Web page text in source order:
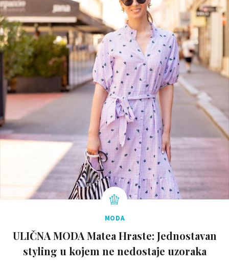
MODA
ULIČNA MODA Matea Hraste: Jednostavan
styling u kojem ne nedostaje uzoraka